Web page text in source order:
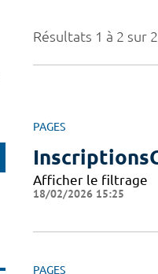
Résultats 1 à 2 sur
PAGES
Afficher le filtrage
18/02/2026 15:25
PAGES